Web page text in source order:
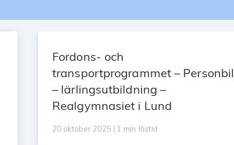
Fordons- och
transportprogrammet – Personbil
– lärlingsutbildning –
Realgymnasiet i Lund
20 oktober 2025 | 1 min lästid